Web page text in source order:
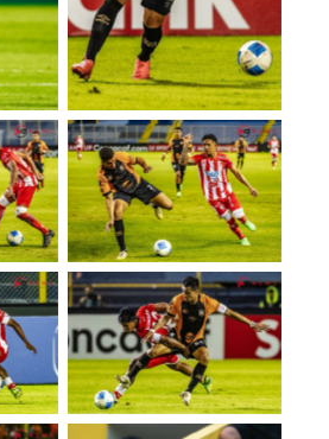
No Caption
No Caption